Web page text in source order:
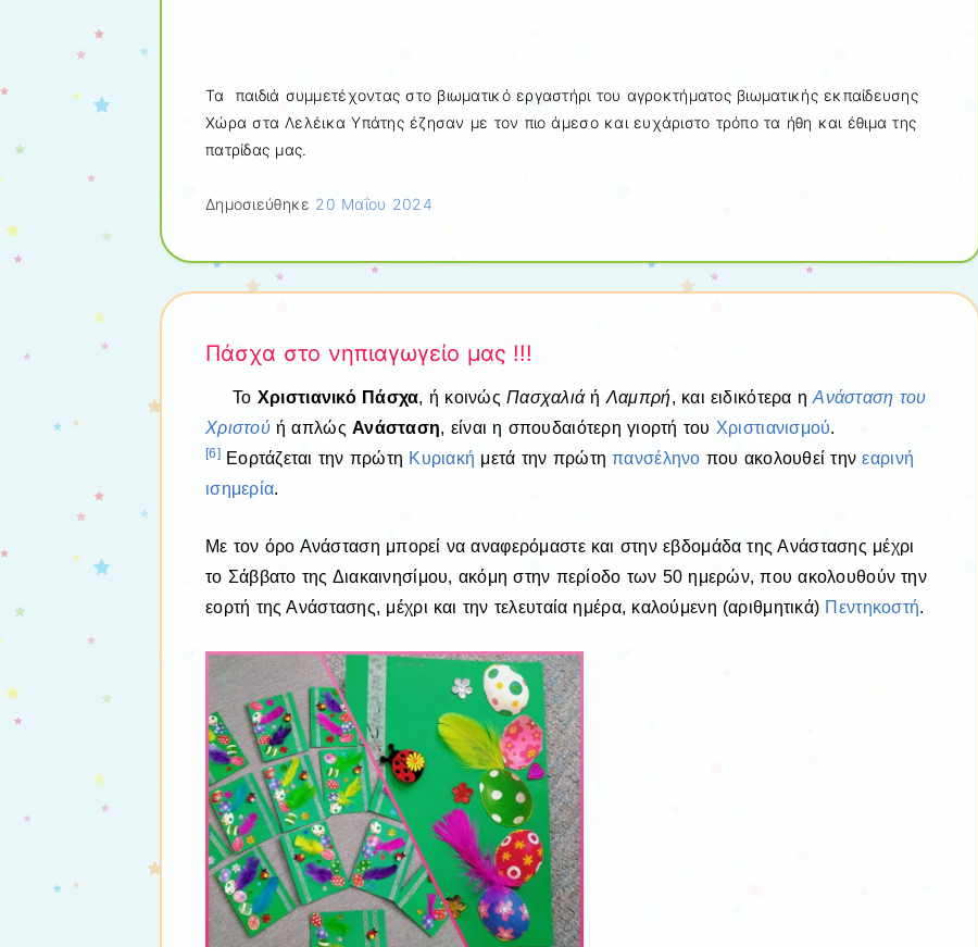
Τα παιδιά συμμετέχοντας στο βιωματικό εργαστήρι του αγροκτήματος βιωματικής εκπαίδευσης
Χώρα στα Λελέικα Υπάτης έζησαν με τον πιο άμεσο και ευχάριστο τρόπο τα ήθη και έθιμα της
πατρίδας μας.
Δημοσιεύθηκε 20 Μαΐου 2024
Πάσχα στο νηπιαγωγείο μας !!!
Το Χριστιανικό Πάσχα, ή κοινώςΠασχαλιάή Λαμπρή, και ειδικότερα ηΑνάσταση του
Χριστούή απλώςΑνάσταση, είναι η σπουδαιότερη γιορτή του Χριστιανισμού.
[6]Εορτάζεται την πρώτη Κυριακή μετά την πρώτηπανσέληνο που ακολουθεί τηνεαρινή
ισημερία.
Με τον όρο Ανάσταση μπορεί να αναφερόμαστε και στην εβδομάδα της Ανάστασης μέχρι
το Σάββατο της Διακαινησίμου, ακόμη στην περίοδο των 50 ημερών, που ακολουθούν την
εορτή της Ανάστασης, μέχρι και την τελευταία ημέρα, καλούμενη (αριθμητικά) Πεντηκοστή.